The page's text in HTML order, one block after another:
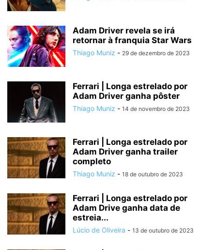
Adam Driver revela se irá
retornar à franquia Star Wars
Thiago Muniz - 29 de dezembro de 2023
Ferrari | Longa estrelado por
Adam Driver ganha pôster
Thiago Muniz - 14 de novembro de 2023
Ferrari | Longa estrelado por
Adam Driver ganha trailer
completo
Thiago Muniz - 18 de outubro de 2023
Ferrari | Longa estrelado por
Adam Drive ganha data de
estreia...
Lúcio de Oliveira - 13 de outubro de 2023